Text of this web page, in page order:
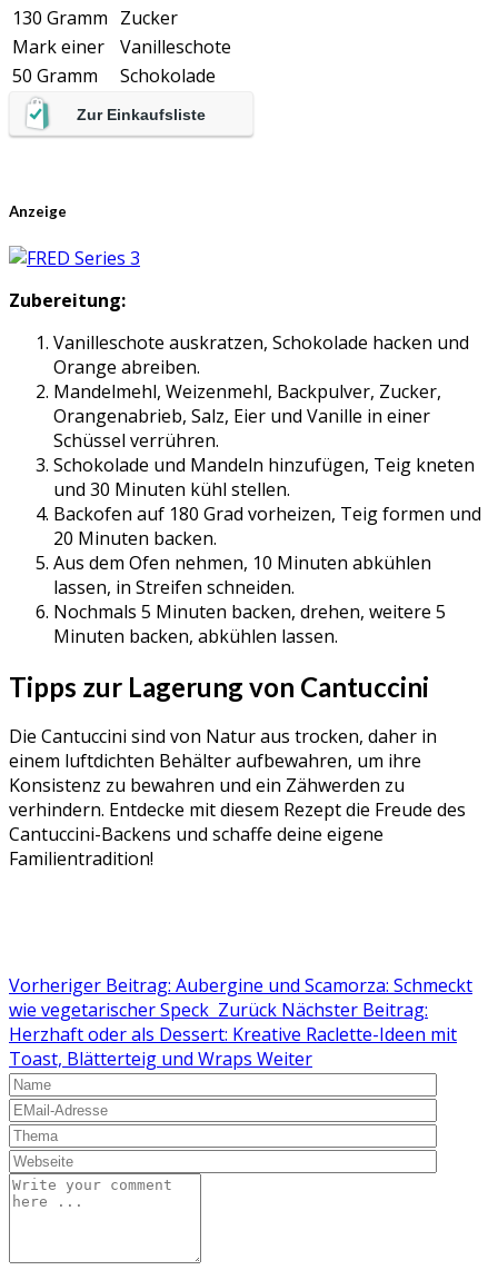
130 Gramm Zucker
Mark einer
Vanilleschote
50 Gramm
Schokolade
Zur Einkaufsliste
Anzeige
Zubereitung:
Vanilleschote auskratzen, Schokolade hacken und
Orange abreiben.
Mandelmehl, Weizenmehl, Backpulver, Zucker,
Orangenabrieb, Salz, Eier und Vanille in einer
Schüssel verrühren.
Schokolade und Mandeln hinzufügen, Teig kneten
und 30 Minuten kühl stellen.
Backofen auf 180 Grad vorheizen, Teig formen und
20 Minuten backen.
Aus dem Ofen nehmen, 10 Minuten abkühlen
lassen, in Streifen schneiden.
Nochmals 5 Minuten backen, drehen, weitere 5
Minuten backen, abkühlen lassen.
Tipps zur Lagerung von Cantuccini
Die Cantuccini sind von Natur aus trocken, daher in
einem luftdichten Behälter aufbewahren, um ihre
Konsistenz zu bewahren und ein Zähwerden zu
verhindern. Entdecke mit diesem Rezept die Freude des
Cantuccini-Backens und schaffe deine eigene
Familientradition!
Vorheriger Beitrag: Aubergine und Scamorza: Schmeckt
wie vegetarischer Speck Zurück Nächster Beitrag:
Herzhaft oder als Dessert: Kreative Raclette-Ideen mit
Toast, Blätterteig und Wraps Weiter